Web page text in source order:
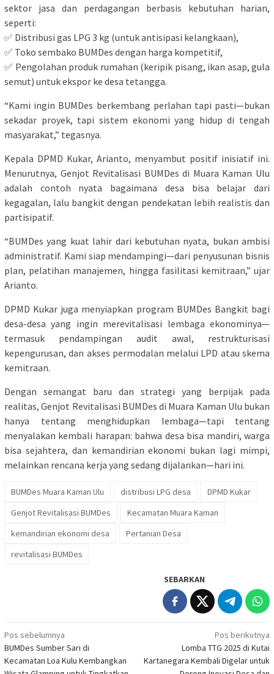
sektor jasa dan perdagangan berbasis kebutuhan harian,
seperti:
✅ Distribusi gas LPG 3 kg (untuk antisipasi kelangkaan),
✅ Toko sembako BUMDes dengan harga kompetitif,
✅ Pengolahan produk rumahan (keripik pisang, ikan asap, gula
semut) untuk ekspor ke desa tetangga.
“Kami ingin BUMDes berkembang perlahan tapi pasti—bukan
sekadar proyek, tapi sistem ekonomi yang hidup di tengah
masyarakat,” tegasnya.
Kepala DPMD Kukar, Arianto, menyambut positif inisiatif ini.
Menurutnya, Genjot Revitalisasi BUMDes di Muara Kaman Ulu
adalah contoh nyata bagaimana desa bisa belajar dari
kegagalan, lalu bangkit dengan pendekatan lebih realistis dan
partisipatif.
“BUMDes yang kuat lahir dari kebutuhan nyata, bukan ambisi
administratif. Kami siap mendampingi—dari penyusunan bisnis
plan, pelatihan manajemen, hingga fasilitasi kemitraan,” ujar
Arianto.
DPMD Kukar juga menyiapkan program BUMDes Bangkit bagi
desa-desa yang ingin merevitalisasi lembaga ekonominya—
termasuk pendampingan audit awal, restrukturisasi
kepengurusan, dan akses permodalan melalui LPD atau skema
kemitraan.
Dengan semangat baru dan strategi yang berpijak pada
realitas, Genjot Revitalisasi BUMDes di Muara Kaman Ulu bukan
hanya tentang menghidupkan lembaga—tapi tentang
menyalakan kembali harapan: bahwa desa bisa mandiri, warga
bisa sejahtera, dan kemandirian ekonomi bukan lagi mimpi,
melainkan rencana kerja yang sedang dijalankan—hari ini.
BUMDes Muara Kaman Ulu distribusi LPG desa
DPMD Kukar
Genjot Revitalisasi BUMDes
Kecamatan Muara Kaman
kemandirian ekonomi desa
Pertanian Desa
revitalisasi BUMDes
SEBARKAN
Navigasi
pos
Pos sebelumnya
BUMDes Sumber Sari di
Kecamatan Loa Kulu Kembangkan
Pos berikutnya
Lomba TTG 2025 di Kutai
Kartanegara Kembali Digelar untuk